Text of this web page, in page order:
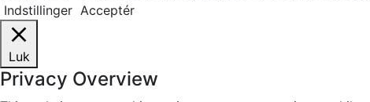
Indstillinger Acceptér
Luk
Privacy Overview